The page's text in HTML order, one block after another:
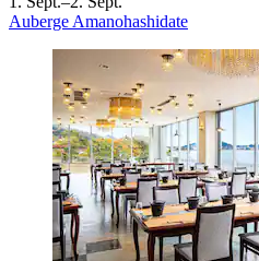
Auberge Amanohashidate